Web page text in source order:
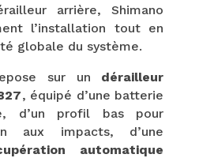
arrière, Shimano
l’installation tout en
globale du système.
sur un dérailleur
, équipé d’une batterie
d’un profil bas pour
aux impacts, d’une
automatique